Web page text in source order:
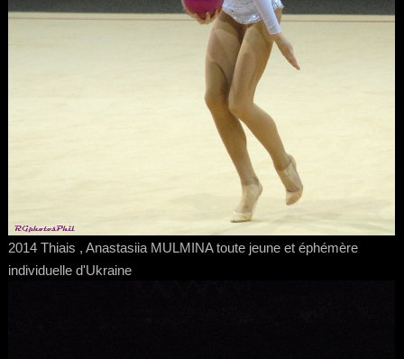
2014 Thiais , Anastasiia MULMINA toute jeune et éphémère
individuelle d'Ukraine